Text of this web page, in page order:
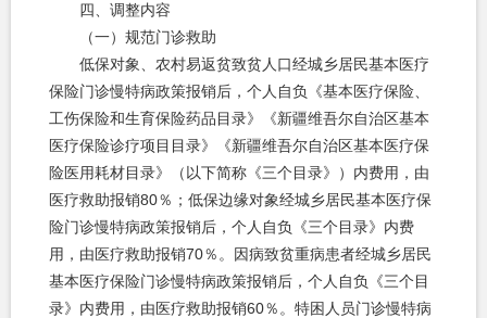
四、调整内容
（一）规范门诊救助
低保对象、农村易返贫致贫人口经城乡居民基本医疗
保险门诊慢特病政策报销后，个人自负《基本医疗保险、
工伤保险和生育保险药品目录》《新疆维吾尔自治区基本
医疗保险诊疗项目目录》《新疆维吾尔自治区基本医疗保
险医用耗材目录》（以下简称《三个目录》）内费用，由
医疗救助报销80％；低保边缘对象经城乡居民基本医疗保
险门诊慢特病政策报销后，个人自负《三个目录》内费
用，由医疗救助报销70％。因病致贫重病患者经城乡居民
基本医疗保险门诊慢特病政策报销后，个人自负《三个目
录》内费用，由医疗救助报销60％。特困人员门诊慢特病